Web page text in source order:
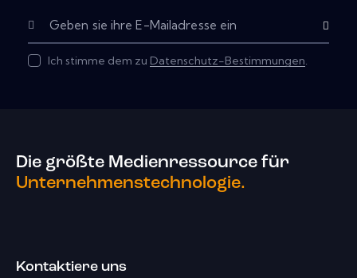
Ich stimme dem zu Datenschutz-Bestimmungen.
Die größte Medienressource für
Unternehmenstechnologie.
Kontaktiere uns